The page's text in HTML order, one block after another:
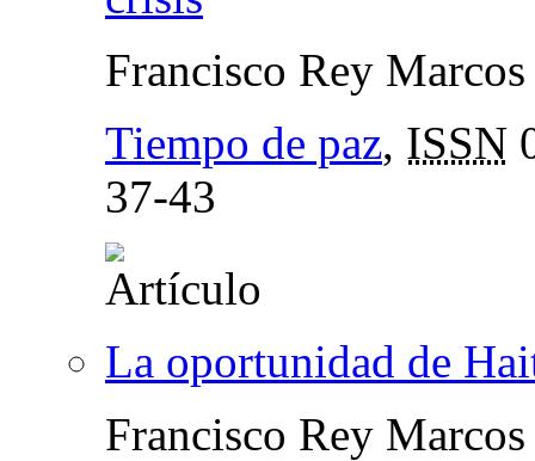
Francisco Rey Marcos
Tiempo de paz, ISSN
37-43
La oportunidad de
Francisco Rey Marcos